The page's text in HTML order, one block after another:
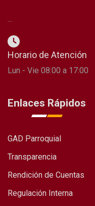
...
Horario de Atención
Lun - Vie 08:00 a 17:00
Enlaces Rápidos
GAD Parroquial
Transparencia
Rendición de Cuentas
Regulación Interna